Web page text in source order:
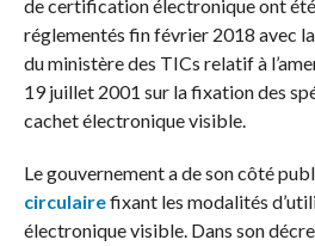
de certification électronique ont
réglementés fin février 2018 avec
du ministère des TICs relatif à
19 juillet 2001 sur la fixation des
cachet électronique visible.
Le gouvernement a de son côté
circulairefixant les modalités
électronique visible. Dans son